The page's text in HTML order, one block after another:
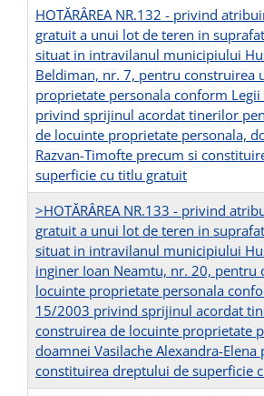
HOTĂRÂREA NR.132 - privind
gratuit a unui lot de teren in
situat in intravilanul municipiului
Beldiman, nr. 7, pentru construirea
proprietate personala conform
privind sprijinul acordat tinerilor
de locuinte proprietate personala,
Razvan-Timofte precum si
superficie cu titlu gratuit
>HOTĂRÂREA NR.133 - privind
gratuit a unui lot de teren in
situat in intravilanul municipiului
inginer Ioan Neamtu, nr. 20, pentru
locuinte proprietate personala
15/2003 privind sprijinul acordat
construirea de locuinte proprietate
doamnei Vasilache Alexandra-Elena
constituirea dreptului de superficie